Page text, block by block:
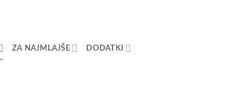
ZA NAJMLAJŠE DODATKI